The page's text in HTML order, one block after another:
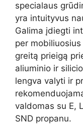
specialaus
yra intuityvus
Galima įdiegti
per
greitą prieigą
aliuminio ir
lengva valyti ir
valdomas su E,
SND propanu.